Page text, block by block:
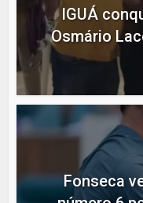
IGUÁ
Osmário
Fonseca